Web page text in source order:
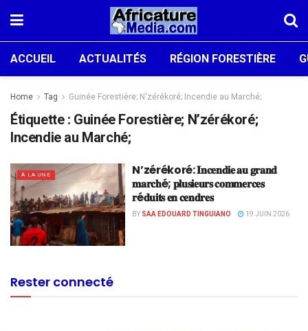
ACCUEIL ACTUALITÉS RÉGION FORESTIÈRE
Home Tag Guinée Forestière; N'zérékoré; Incendie au Marché;
Étiquette : Guinée Forestière; N’zérékoré;
Incendie au Marché;
À LA UNE
N’zérékoré: 𝐈𝐧𝐜𝐞𝐧𝐝𝐢𝐞 𝐚𝐮 𝐠𝐫𝐚𝐧𝐝
𝐦𝐚𝐫𝐜𝐡é; 𝐩𝐥𝐮𝐬𝐢𝐞𝐮𝐫𝐬 𝐜𝐨𝐦𝐦𝐞𝐫𝐜𝐞𝐬
𝐫é𝐝𝐮𝐢𝐭𝐬 𝐞𝐧 𝐜𝐞𝐧𝐝𝐫𝐞𝐬
BY SAA EDOUARD TINGUIANO 19 JUIN 2026
Rester connecté